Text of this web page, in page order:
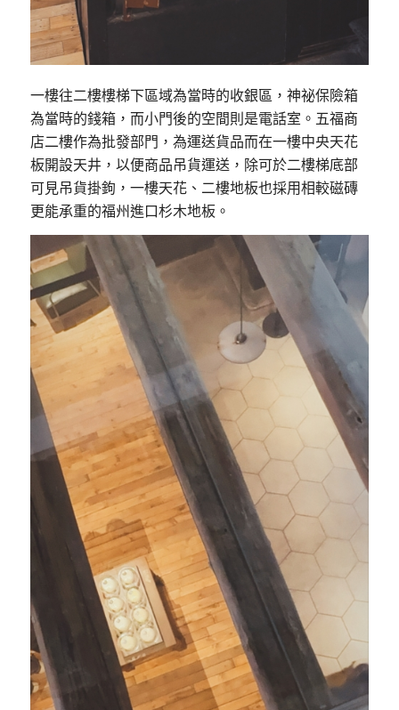
一樓往二樓樓梯下區域為當時的收銀區，神祕保險箱
為當時的錢箱，而小門後的空間則是電話室。五福商
店二樓作為批發部門，為運送貨品而在一樓中央天花
板開設天井，以便商品吊貨運送，除可於二樓梯底部
可見吊貨掛鉤，一樓天花、二樓地板也採用相較磁磚
更能承重的福州進口杉木地板。